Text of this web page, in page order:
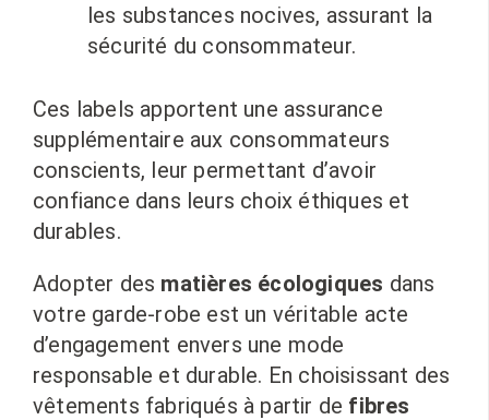
les substances nocives, assurant la
sécurité du consommateur.
Ces labels apportent une assurance
supplémentaire aux consommateurs
conscients, leur permettant d’avoir
confiance dans leurs choix éthiques et
durables.
Adopter des matières écologiques dans
votre garde-robe est un véritable acte
d’engagement envers une mode
responsable et durable. En choisissant des
vêtements fabriqués à partir de fibres